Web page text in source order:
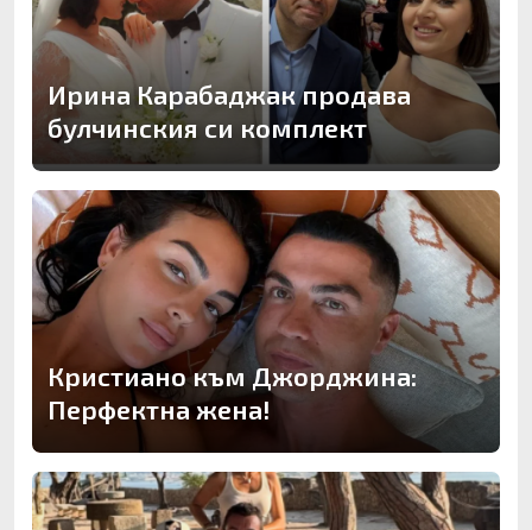
Ирина Карабаджак продава
булчинския си комплект
Кристиано към Джорджина:
Перфектна жена!